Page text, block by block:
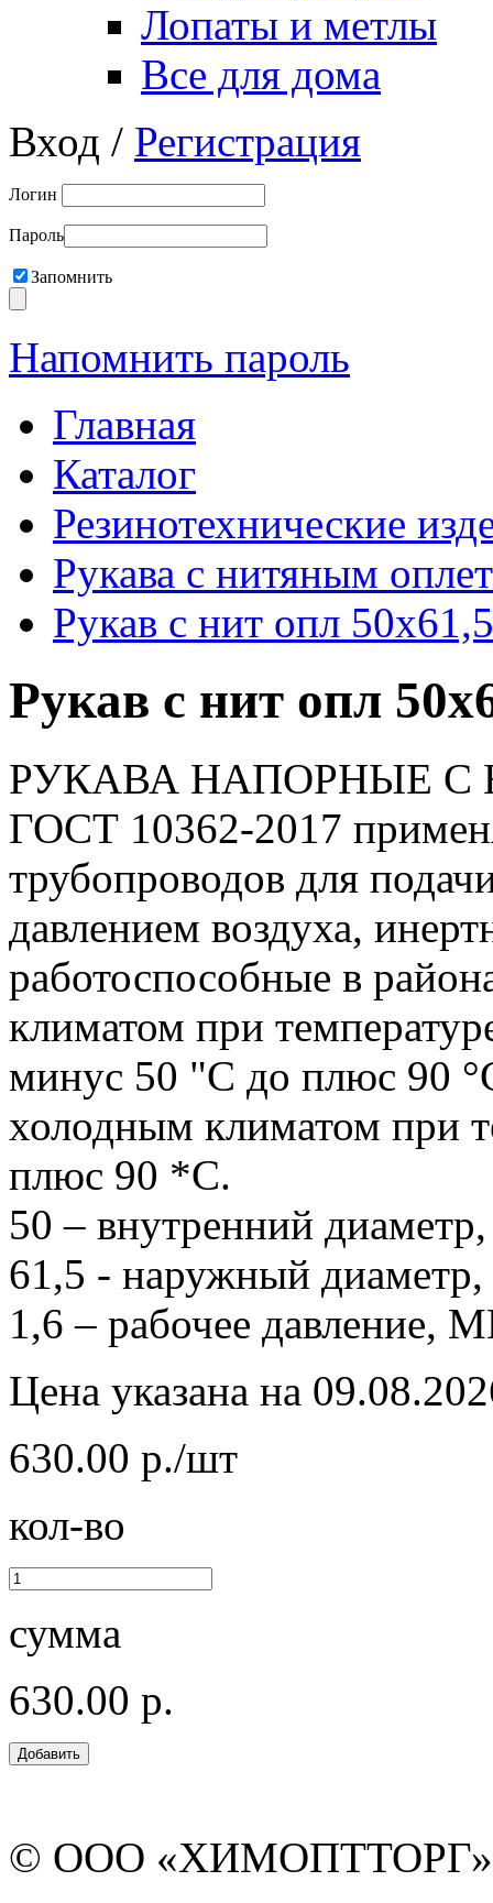
Лопаты и метлы
Все для дома
Вход / Регистрация
Логин
Пароль
Запомнить
Напомнить пароль
Главная
Каталог
Резинотехнические
Рукава с нитяным
Рукав с нит опл
Рукав с нит опл
РУКАВА НАПОРНЫЕ
ГОСТ 10362-2017
трубопроводов для
давлением воздуха,
работоспособные в
климатом при
минус 50 "С до плюс 90
холодным климатом при
плюс 90 *С.
50 – внутренний
61,5 - наружный
1,6 – рабочее давление,
Цена указана на
630.00 р./шт
кол-во
сумма
630.00 р.
© ООО